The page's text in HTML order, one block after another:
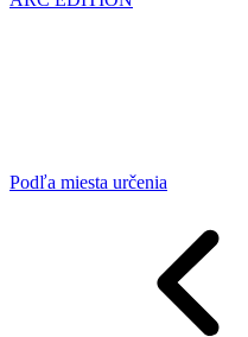
Podľa miesta určenia